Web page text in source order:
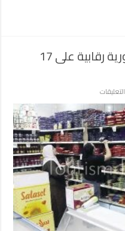
سلامة الغذاء تنفذ 34 مأمورية رقابية على 17
التعليقات
سلامة
الغذاء
تنفذ
34
مأمورية
رقابية
على
17
مصنعًا
مغلقة